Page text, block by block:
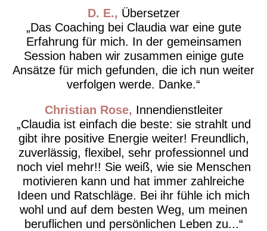
D. E.
Übersetzer
Das Coaching bei Claudia war eine gute
Erfahrung für mich. In der gemeinsamen
Session haben wir zusammen einige gute
Ansätze für mich gefunden, die ich nun weiter
verfolgen werde. Danke.
Christian Rose
Innendienstleiter
Claudia ist einfach die beste: sie strahlt und
gibt ihre positive Energie weiter! Freundlich,
zuverlässig, flexibel, sehr professionnel und
noch viel mehr!! Sie weiß, wie sie Menschen
motivieren kann und hat immer zahlreiche
Ideen und Ratschläge. Bei ihr fühle ich mich
wohl und auf dem besten Weg, um meinen
beruflichen und persönlichen Leben zu...